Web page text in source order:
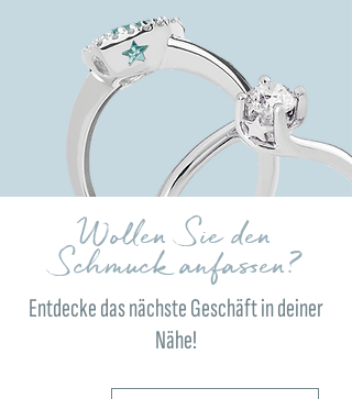
Wollen Sie den
Schmuck anfassen?
Entdecke das nächste Geschäft in deiner
Nähe!